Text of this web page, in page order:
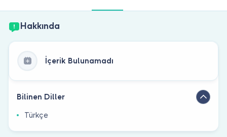
Hakkında
İçerik Bulunamadı
Bilinen Diller
Türkçe